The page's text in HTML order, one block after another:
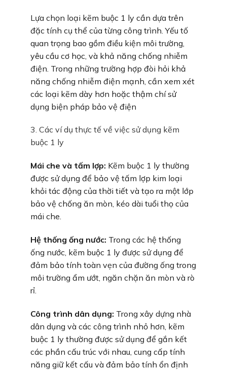
Lựa chọn loại kẽm buộc 1 ly cần dựa trên
đặc tính cụ thể của từng công trình. Yếu tố
quan trọng bao gồm điều kiện môi trường,
yêu cầu cơ học, và khả năng chống nhiễm
điện. Trong những trường hợp đòi hỏi khả
năng chống nhiễm điện mạnh, cần xem xét
các loại kẽm dày hơn hoặc thậm chí sử
dụng biện pháp bảo vệ điện
3. Các ví dụ thực tế về việc sử dụng kẽm
buộc 1 ly
Mái che và tấm lợp: Kẽm buộc 1 ly thường
được sử dụng để bảo vệ tấm lợp kim loại
khỏi tác động của thời tiết và tạo ra một lớp
bảo vệ chống ăn mòn, kéo dài tuổi thọ của
mái che.
Hệ thống ống nước: Trong các hệ thống
ống nước, kẽm buộc 1 ly được sử dụng để
đảm bảo tính toàn vẹn của đường ống trong
môi trường ẩm ướt, ngăn chặn ăn mòn và rò
rỉ.
Công trình dân dụng: Trong xây dựng nhà
dân dụng và các công trình nhỏ hơn, kẽm
buộc 1 ly thường được sử dụng để gắn kết
các phần cấu trúc với nhau, cung cấp tính
năng giữ kết cấu và đảm bảo tính ổn định